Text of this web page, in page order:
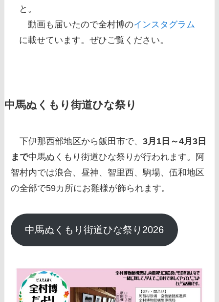
と。
動画も届いたので全村博のインスタグラム
に載せています。ぜひご覧ください。
中馬ぬくもり街道ひな祭り
下伊那西部地区から飯田市で、3月1日～4月3日
まで中馬ぬくもり街道ひな祭りが行われます。阿
智村内では浪合、昼神、智里西、駒場、伍和地区
の全部で59カ所にお雛様が飾られます。
中馬ぬくもり街道ひな祭り2026